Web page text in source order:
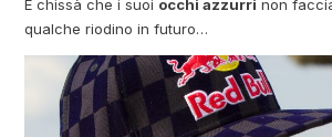
E chissà che i suoi occhi azzurri non
qualche riodino in futuro…